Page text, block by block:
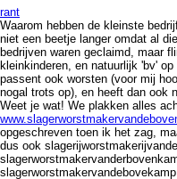
rant
Waarom hebben de kleinste
niet een beetje langer omdat al
bedrijven waren geclaimd, maar
kleinkinderen, en natuurlijk 'bv'
passent ook worsten (voor mij
nogal trots op), en heeft dan ook
Weet je wat! We plakken alles
opgeschreven toen ik het zag,
dus ook